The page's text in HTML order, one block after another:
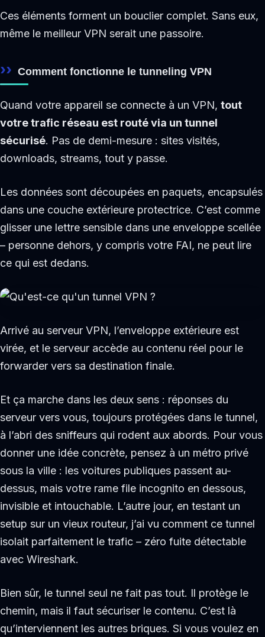
Ces éléments forment un bouclier complet. Sans eux,
même le meilleur VPN serait une passoire.
Comment fonctionne le tunneling VPN
Quand votre appareil se connecte à un VPN, tout
votre trafic réseau est routé via un tunnel
sécurisé. Pas de demi-mesure : sites visités,
downloads, streams, tout y passe.
Les données sont découpées en paquets, encapsulés
dans une couche extérieure protectrice. C’est comme
glisser une lettre sensible dans une enveloppe scellée
– personne dehors, y compris votre FAI, ne peut lire
ce qui est dedans.
Arrivé au serveur VPN, l’enveloppe extérieure est
virée, et le serveur accède au contenu réel pour le
forwarder vers sa destination finale.
Et ça marche dans les deux sens : réponses du
serveur vers vous, toujours protégées dans le tunnel,
à l’abri des sniffeurs qui rodent aux abords. Pour vous
donner une idée concrète, pensez à un métro privé
sous la ville : les voitures publiques passent au-
dessus, mais votre rame file incognito en dessous,
invisible et intouchable. L’autre jour, en testant un
setup sur un vieux routeur, j’ai vu comment ce tunnel
isolait parfaitement le trafic – zéro fuite détectable
avec Wireshark.
Bien sûr, le tunnel seul ne fait pas tout. Il protège le
chemin, mais il faut sécuriser le contenu. C’est là
qu’interviennent les autres briques. Si vous voulez en